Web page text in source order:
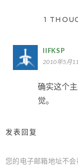
1
IIFKSP
2010年5月
确实这个
觉。
发表回复
您的电子邮箱地址不会